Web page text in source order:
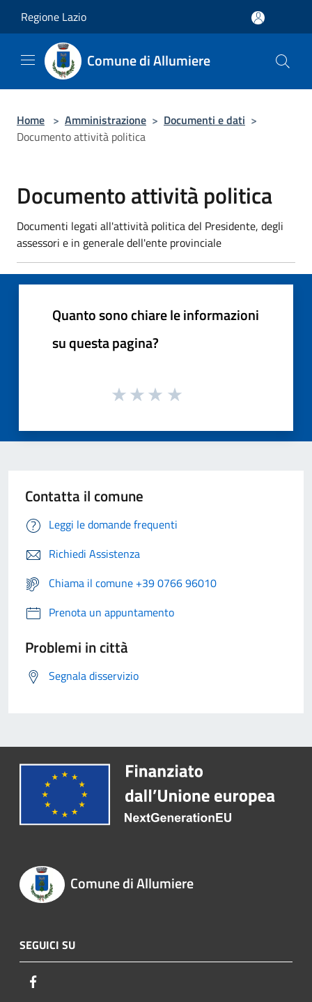
Regione Lazio
Comune di Allumiere
Home > Amministrazione > Documenti e dati >
Documento attività politica
Documento attività politica
Documenti legati all'attività politica del Presidente, degli
assessori e in generale dell'ente provinciale
Quanto sono chiare le informazioni
su questa pagina?
Contatta il comune
Leggi le domande frequenti
Richiedi Assistenza
Chiama il comune +39 0766 96010
Prenota un appuntamento
Problemi in città
Segnala disservizio
Comune di Allumiere
SEGUICI SU